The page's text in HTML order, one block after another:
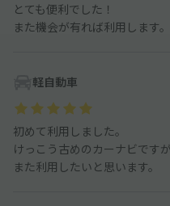
とても便利でした！
また機会が有れば利用します。
軽自動車
初めて利用しました。
けっこう古めのカーナビです
また利用したいと思います。